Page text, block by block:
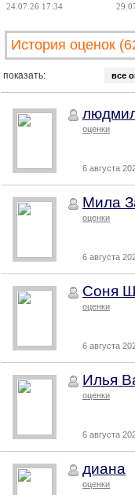
24.07.26 17:34
История оценок
показать: все
оценки
6 августа
Мила
оценки
6 августа
Соня
оценки
6 августа
Илья
оценки
6 августа
диана
оценки